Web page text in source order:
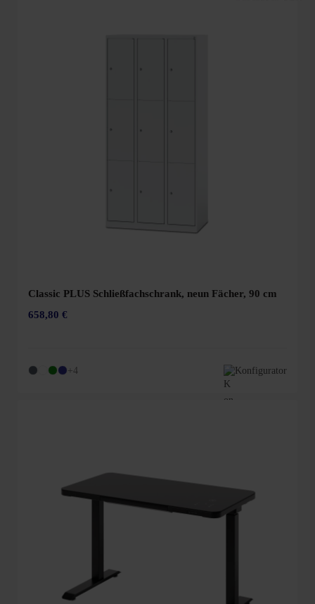
Classic PLUS Schließfachschrank, neun Fächer, 90 cm
658,80 €
+4 Konfigurator